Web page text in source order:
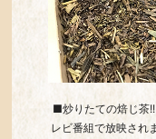
■炒りたての焙じ茶
レビ番組で放映され